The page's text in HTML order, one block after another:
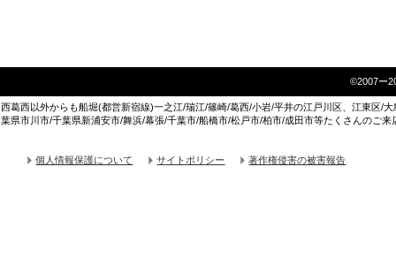
©2007ー
西葛西以外からも船堀(都営新宿線)一之江/瑞江/篠崎/葛西/小岩/平井の江戸川区、江東区/
葉県市川市/千葉県新浦安市/舞浜/幕張/千葉市/船橋市/松戸市/柏市/成田市等たくさんのご来
個人情報保護について サイトポリシー 著作権侵害の被害報告